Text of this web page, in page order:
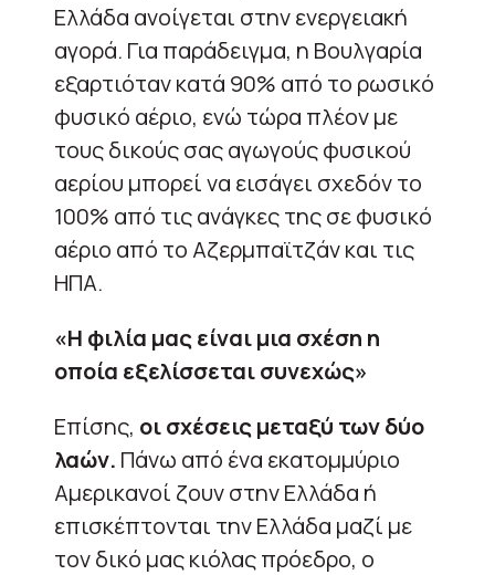
Ελλάδα ανοίγεται στην ενεργειακή
αγορά. Για παράδειγμα, η Βουλγαρία
εξαρτιόταν κατά 90% από το ρωσικό
φυσικό αέριο, ενώ τώρα πλέον με
τους δικούς σας αγωγούς φυσικού
αερίου μπορεί να εισάγει σχεδόν το
100% από τις ανάγκες της σε φυσικό
αέριο από το Αζερμπαϊτζάν και τις
ΗΠΑ.
«Η φιλία μας είναι μια σχέση η
οποία εξελίσσεται συνεχώς»
Επίσης, οι σχέσεις μεταξύ των δύο
λαών. Πάνω από ένα εκατομμύριο
Αμερικανοί ζουν στην Ελλάδα ή
επισκέπτονται την Ελλάδα μαζί με
τον δικό μας κιόλας πρόεδρο, ο